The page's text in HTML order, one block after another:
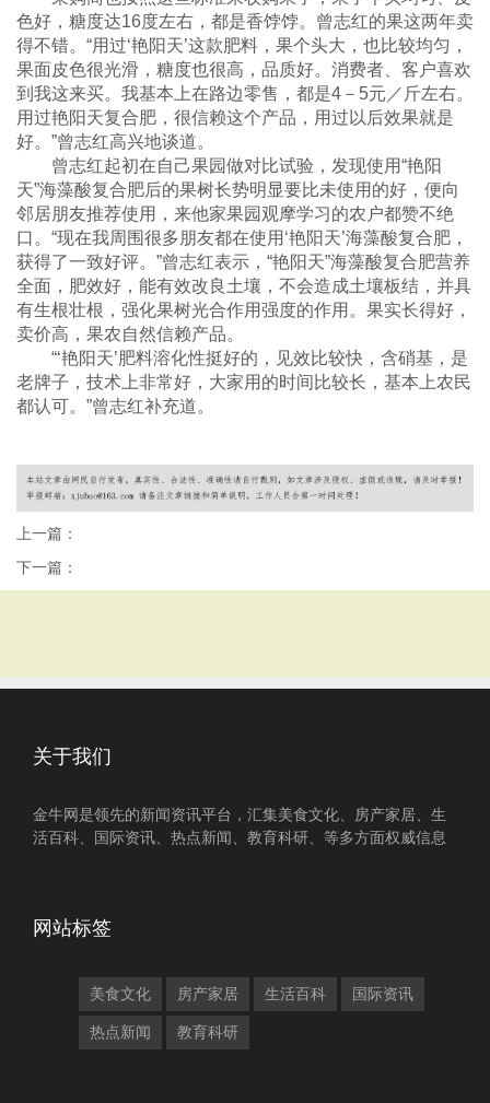
色好，糖度达16度左右，都是香饽饽。曾志红的果这两年卖
得不错。“用过‘艳阳天’这款肥料，果个头大，也比较均匀，
果面皮色很光滑，糖度也很高，品质好。消费者、客户喜欢
到我这来买。我基本上在路边零售，都是4－5元／斤左右。
用过艳阳天复合肥，很信赖这个产品，用过以后效果就是
好。”曾志红高兴地谈道。
曾志红起初在自己果园做对比试验，发现使用“艳阳
天”海藻酸复合肥后的果树长势明显要比未使用的好，便向
邻居朋友推荐使用，来他家果园观摩学习的农户都赞不绝
口。“现在我周围很多朋友都在使用‘艳阳天’海藻酸复合肥，
获得了一致好评。”曾志红表示，“艳阳天”海藻酸复合肥营养
全面，肥效好，能有效改良土壤，不会造成土壤板结，并具
有生根壮根，强化果树光合作用强度的作用。果实长得好，
卖价高，果农自然信赖产品。
“‘艳阳天’肥料溶化性挺好的，见效比较快，含硝基，是
老牌子，技术上非常好，大家用的时间比较长，基本上农民
都认可。”曾志红补充道。
上一篇：
下一篇：
关于我们
金牛网是领先的新闻资讯平台，汇集美食文化、房产家居、生
活百科、国际资讯、热点新闻、教育科研、等多方面权威信息
网站标签
美食文化 房产家居 生活百科 国际资讯
热点新闻 教育科研